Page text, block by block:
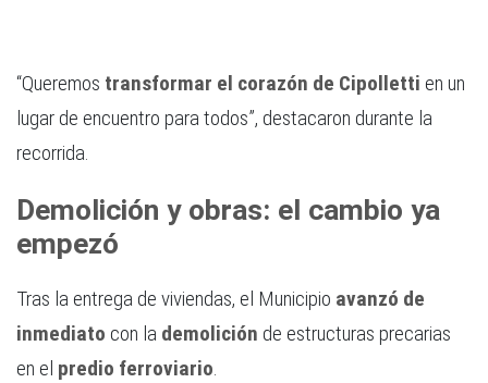
“Queremos transformar el corazón de Cipolletti en un
lugar de encuentro para todos”, destacaron durante la
recorrida.
Demolición y obras: el cambio ya
empezó
Tras la entrega de viviendas, el Municipio avanzó de
inmediato con la demolición de estructuras precarias
en el predio ferroviario.